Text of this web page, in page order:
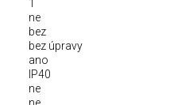
1
ne
bez
bez úpravy
ano
IP40
ne